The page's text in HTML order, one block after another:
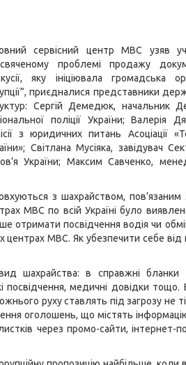
сервісний центр МВС узяв
проблемі продажу
яку ініціювала громадська
приєдналися представники
Сергій Демедюк, начальник
поліції України; Валерія
з юридичних питань Асоціації
Світлана Мусіяка, завідувач
України; Максим Савченко,
з шахрайством,
МВС по всій Україні було
отримати посвідчення водія чи
центрах МВС. Як убезпечити себе
шахрайства: в справжні бланки
посвідчення, медичні довідки
руху ставлять під загрозу не
оголошень, що містять
через промо-сайти, інтернет-